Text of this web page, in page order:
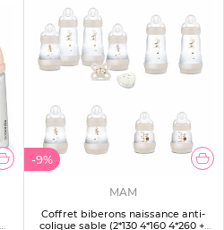
-9%
MAM
Coffret biberons naissance anti-
colique sable (2*130 4*160 4*260 +1